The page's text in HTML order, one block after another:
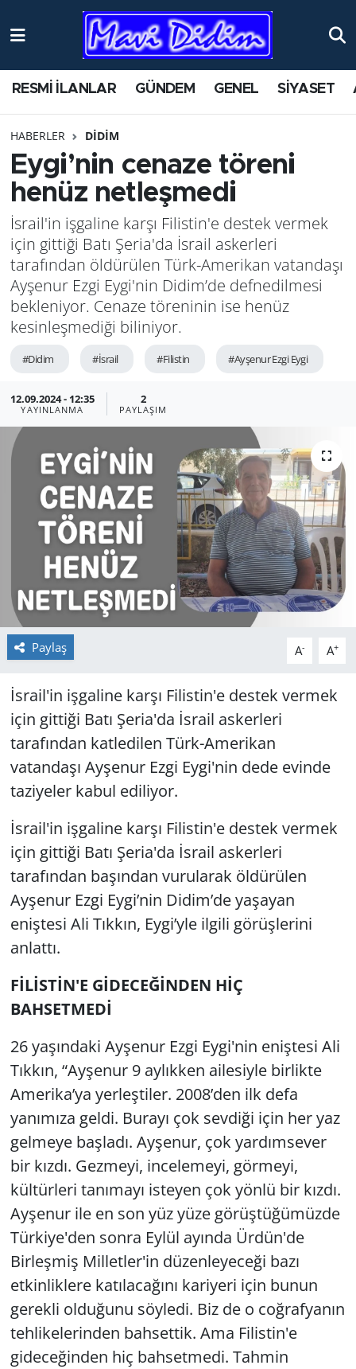
RESMİ İLANLAR GÜNDEM GENEL SİYASET
HABERLER DİDİM
Eygi’nin cenaze töreni
henüz netleşmedi
İsrail'in işgaline karşı Filistin'e destek vermek
için gittiği Batı Şeria'da İsrail askerleri
tarafından öldürülen Türk-Amerikan vatandaşı
Ayşenur Ezgi Eygi'nin Didim’de defnedilmesi
bekleniyor. Cenaze töreninin ise henüz
kesinleşmediği biliniyor.
#Didim #İsrail #Filistin #Ayşenur Ezgi Eygi
12.09.2024 - 12:35
YAYINLANMA
2
PAYLAŞIM
Paylaş A- A+
İsrail'in işgaline karşı Filistin'e destek vermek
için gittiği Batı Şeria'da İsrail askerleri
tarafından katledilen Türk-Amerikan
vatandaşı Ayşenur Ezgi Eygi'nin dede evinde
taziyeler kabul ediliyor.
İsrail'in işgaline karşı Filistin'e destek vermek
için gittiği Batı Şeria'da İsrail askerleri
tarafından başından vurularak öldürülen
Ayşenur Ezgi Eygi’nin Didim’de yaşayan
eniştesi Ali Tıkkın, Eygi’yle ilgili görüşlerini
anlattı.
FİLİSTİN'E GİDECEĞİNDEN HİÇ
BAHSETMEDİ
26 yaşındaki Ayşenur Ezgi Eygi'nin eniştesi Ali
Tıkkın, “Ayşenur 9 aylıkken ailesiyle birlikte
Amerika’ya yerleştiler. 2008’den ilk defa
yanımıza geldi. Burayı çok sevdiği için her yaz
gelmeye başladı. Ayşenur, çok yardımsever
bir kızdı. Gezmeyi, incelemeyi, görmeyi,
kültürleri tanımayı isteyen çok yönlü bir kızdı.
Ayşenur ile en son yüz yüze görüştüğümüzde
Türkiye'den sonra Eylül ayında Ürdün'de
Birleşmiş Milletler'in düzenleyeceği bazı
etkinliklere katılacağını kariyeri için bunun
gerekli olduğunu söyledi. Biz de o coğrafyanın
tehlikelerinden bahsettik. Ama Filistin'e
gideceğinden hiç bahsetmedi. Tahmin
ANTİK YERLER
AYDIN
BİLİM VE TEKNOLOJİ
ÇEVRE
EĞİTİM
EKONOMİ
HABERDE İNSAN
KÜLTÜR SANAT
MAGAZİN
POLİTİKA
RESMİ İLANLAR
SAĞLIK
SİYASET
SPOR
Yerel
Nöbetçi Eczaneler
Namaz Vakitleri
Trafik Durumu
Süper Lig Puan Durumu ve Fikstür
Tüm Manşetler
Son Dakika Haberleri